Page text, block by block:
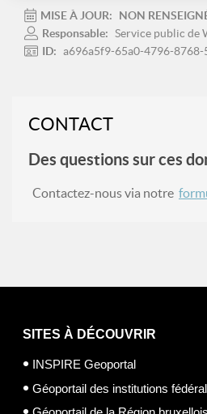
MISE À JOUR:
NON
Responsable: Service public de
ID: a696a5f9-65a0-4796-
CONTACT
Des questions sur ces
Contactez-nous via notre
SITES À DÉCOUVRIR
INSPIRE Geoportal
Géoportail des institutions